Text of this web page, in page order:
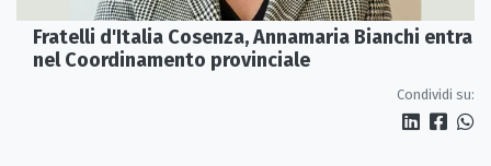
Fratelli d'Italia Cosenza, Annamaria Bianchi entra
nel Coordinamento provinciale
Condividi su: